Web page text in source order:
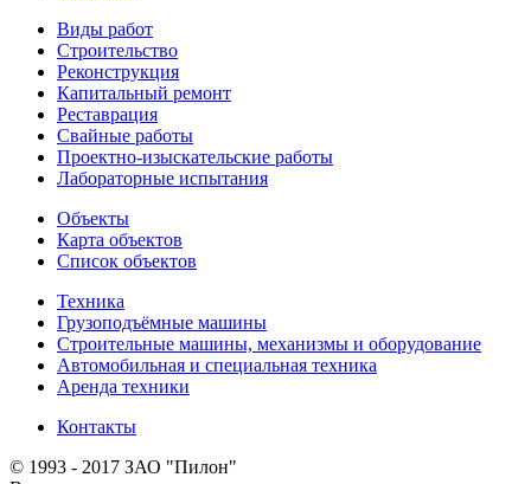
Виды работ
Строительство
Реконструкция
Капитальный ремонт
Реставрация
Свайные работы
Проектно-изыскательские работы
Лабораторные испытания
Объекты
Карта объектов
Список объектов
Техника
Грузоподъёмные машины
Строительные машины, механизмы и оборудование
Автомобильная и специальная техника
Аренда техники
Контакты
© 1993 - 2017 ЗАО "Пилон"